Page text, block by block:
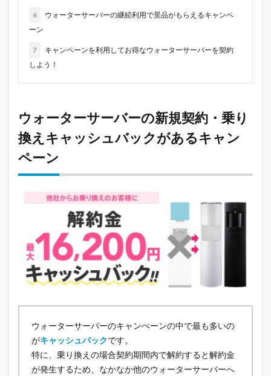
6
ウォーターサーバーの継続利用で景品がもらえるキャンペ
ーン
7
キャンペーンを利用してお得なウォーターサーバーを契約
しよう！
ウォーターサーバーの新規契約・乗り
換えキャッシュバックがあるキャン
ペーン
ウォーターサーバーのキャンぺーンの中で最も多いの
がキャッシュバックです。
特に、乗り換えの場合契約期間内で解約すると解約金
が発生するため、なかなか他のウォーターサーバーへ